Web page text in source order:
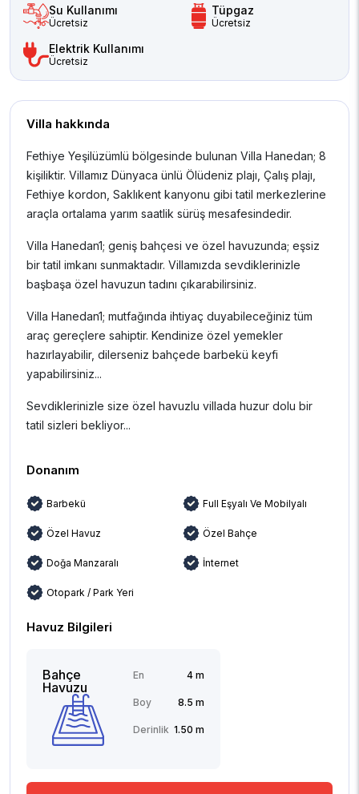
Su Kullanımı
Ücretsiz
Tüpgaz
Ücretsiz
Elektrik Kullanımı
Ücretsiz
Villa hakkında
Fethiye Yeşilüzümlü bölgesinde bulunan Villa Hanedan; 8
kişiliktir. Villamız Dünyaca ünlü Ölüdeniz plajı, Çalış plajı,
Fethiye kordon, Saklıkent kanyonu gibi tatil merkezlerine
araçla ortalama yarım saatlik sürüş mesafesindedir.
Villa Hanedan1; geniş bahçesi ve özel havuzunda; eşsiz
bir tatil imkanı sunmaktadır. Villamızda sevdiklerinizle
başbaşa özel havuzun tadını çıkarabilirsiniz.
Villa Hanedan1; mutfağında ihtiyaç duyabileceğiniz tüm
araç gereçlere sahiptir. Kendinize özel yemekler
hazırlayabilir, dilerseniz bahçede barbekü keyfi
yapabilirsiniz...
Sevdiklerinizle size özel havuzlu villada huzur dolu bir
tatil sizleri bekliyor...
Donanım
Barbekü Full Eşyalı Ve Mobilyalı
Özel Havuz Özel Bahçe
Doğa Manzaralı İnternet
Otopark / Park Yeri
Havuz Bilgileri
Bahçe
Havuzu
En 4 m
Boy 8.5 m
Derinlik 1.50 m